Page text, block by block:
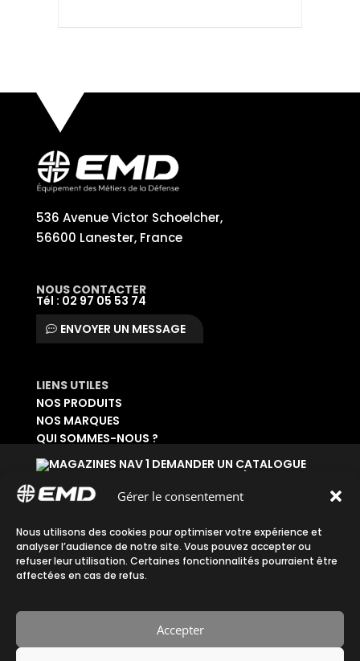
Gérer le consentement
Nous utilisons des cookies pour optimiser votre expérience et
analyser l’audience de notre site. Vous pouvez accepter ou
refuser leur utilisation. Certaines fonctionnalités pourraient être
affectées en cas de refus.
Accepter
536 Avenue Victor Schoelcher,
56600 Lanester, France
NOUS CONTACTER
Tél : 02 97 05 53 74
ENVOYER UN MESSAGE
LIENS UTILES
NOS PRODUITS
NOS MARQUES
QUI SOMMES-NOUS ?
DEMANDER UN CATALOGUE
SE CONNECTER À SON ESPACE
DEMANDER UN ACCÈS ADMINISTRATIF
Accueil| Plan du site|Mentions légales|
Confidentialité|CGV
Fait avec ♡ en Bretagne par